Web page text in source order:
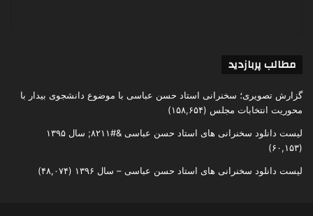
مطالب پربازدید
گزارش تصویری؛ سخنرانی استاد حسن عباسی با موضوع دانشجوی بیدار با
محوریت انتخابات مجلس (۱۵۸,۶۵۴)
لیست دانلود سخنرانی های استاد حسن عباسی &#۸۲۱۱; سال ۱۳۹۵
(۶۰,۱۵۳)
لیست دانلود سخنرانی های استاد حسن عباسی – سال ۱۳۹۶ (۴۸,۰۷۴)